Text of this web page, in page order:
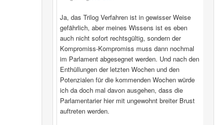
Ja, das Trilog Verfahren ist in gewisser Weise
gefährlich, aber meines Wissens ist es eben
auch nicht sofort rechtsgültig, sondern der
Kompromiss-Kompromiss muss dann nochmal
im Parlament abgesegnet werden. Und nach den
Enthüllungen der letzten Wochen und den
Potenzialen für die kommenden Wochen würde
ich da doch mal davon ausgehen, dass die
Parlamentarier hier mit ungewohnt breiter Brust
auftreten werden.